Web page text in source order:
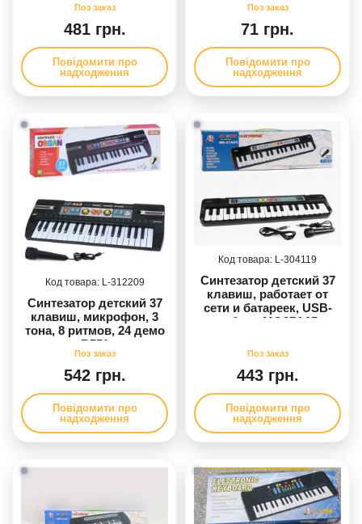
481 грн.
Повідомити про
надходження
71 грн.
Повідомити про
надходження
312209
Синтезатор детский 37
клавиш, микрофон, 3
тона, 8 ритмов, 24 демо
R751
542 грн.
Повідомити про
надходження
304119
Синтезатор детский 37
клавиш, работает от
сети и батареек, USB-
кабель MQ37A05
443 грн.
Повідомити про
надходження